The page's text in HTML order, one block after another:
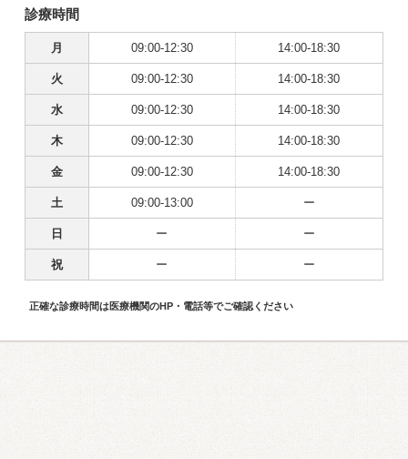
診療時間
月 09:00-12:30 14:00-18:30
火 09:00-12:30 14:00-18:30
水 09:00-12:30 14:00-18:30
木 09:00-12:30 14:00-18:30
金 09:00-12:30 14:00-18:30
土 09:00-13:00 ー
日 ー ー
祝 ー ー
正確な診療時間は医療機関のHP・電話等でご確認ください